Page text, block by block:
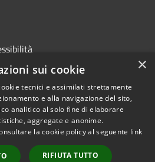
Copyright © 2026 • Comune di
Palazzo Adriano • Powered by
Municipium•Accesso
redazione
×
sui cookie
tecnici e assimilati strettamente
e alla navigazione del sito,
analitico al solo fine di elaborare
aggregate e anonime.
la cookie policy al seguente link
RIFIUTA TUTTO